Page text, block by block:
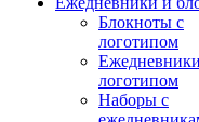
Блокноты с
логотипом
логотипом
Наборы с